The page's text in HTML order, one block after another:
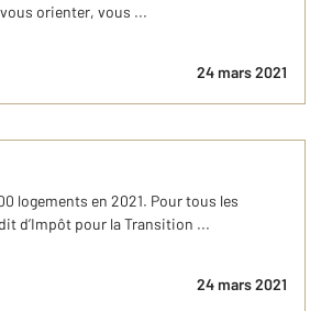
orienter, vous ...
24 mars 2021
logements en 2021. Pour tous les
d’Impôt pour la Transition ...
24 mars 2021